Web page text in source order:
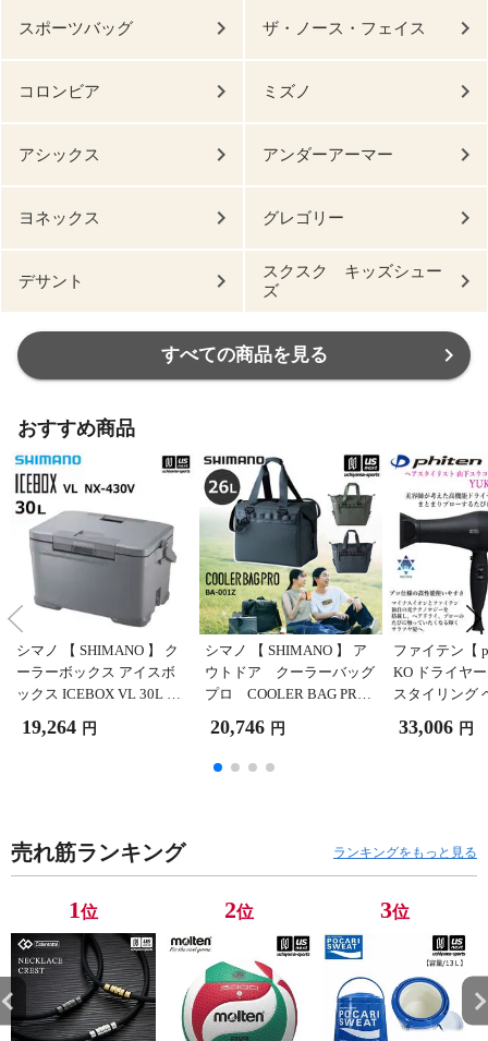
スポーツバッグ ザ・ノース・フェイス
コロンビア ミズノ
アシックス アンダーアーマー
ヨネックス グレゴリー
デサント
スクスク キッズシュー
ズ
すべての商品を見る
おすすめ商品
シマノ 【 SHIMANO 】 ク
ーラーボックス アイスボ
ックス ICEBOX VL 30L 【
ウトドア キャンプ バーベ
19,264 円
シマノ 【 SHIMANO 】 ア
ウトドア クーラーバッグ
プロ COOLER BAG PRO
Z 【 保冷 クーラー アウト
ドア キャンプ バーベキュ
20,746 円
ファイテン【
KO ドライヤ
スタイリング
日配達対象】[
33,006 円
売れ筋ランキング ランキングをもっと見る
1位 2位 3位